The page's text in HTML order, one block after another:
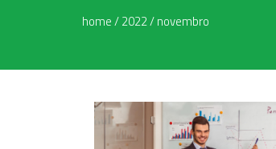
home/2022/novembro